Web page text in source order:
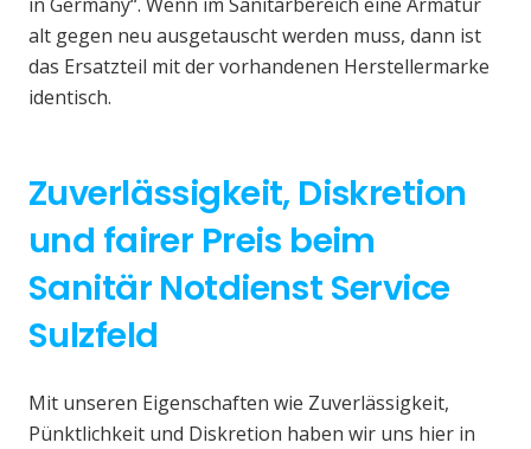
alt gegen neu ausgetauscht werden muss, dann ist
das Ersatzteil mit der vorhandenen Herstellermarke
identisch.
Zuverlässigkeit, Diskretion
und fairer Preis beim
Sanitär Notdienst Service
Sulzfeld
Mit unseren Eigenschaften wie Zuverlässigkeit,
Pünktlichkeit und Diskretion haben wir uns hier in